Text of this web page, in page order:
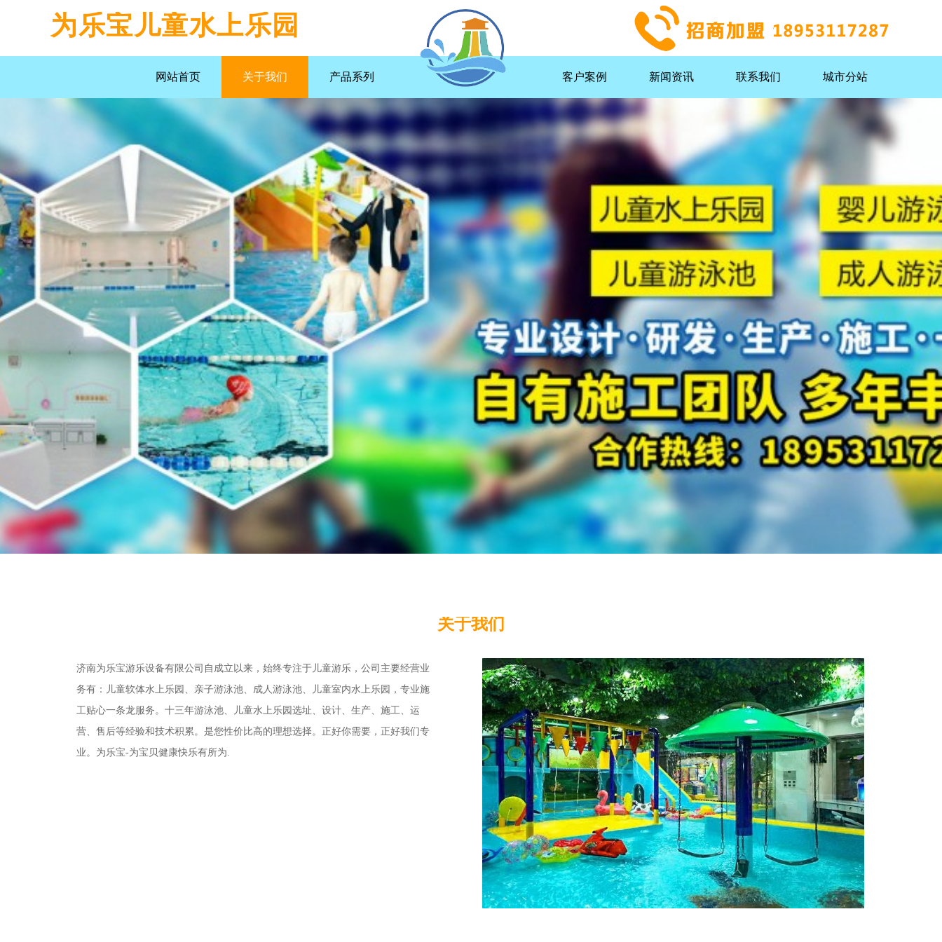
客户案例 新闻资讯 联系我们 城市分站
网站首页 关于我们 产品系列
为乐宝儿童水上乐园
关于我们
济南为乐宝游乐设备有限公司自成立以来，始终专注于儿童游乐，公司主要经营业
务有：儿童软体水上乐园、亲子游泳池、成人游泳池、儿童室内水上乐园，专业施
工贴心一条龙服务。十三年游泳池、儿童水上乐园选址、设计、生产、施工、运
营、售后等经验和技术积累。是您性价比高的理想选择。正好你需要，正好我们专
业。为乐宝-为宝贝健康快乐有所为.